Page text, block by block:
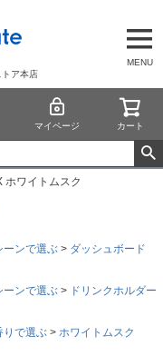
MENU
ア本店
マイページ カート
ホワイトムスク
ーンで選ぶ
ダッシュボード
ーンで選ぶ
ドリンクホルダー
りで選ぶ
ホワイトムスク